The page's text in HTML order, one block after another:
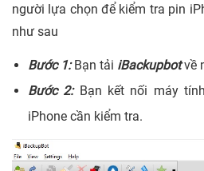
người lựa chọn để kiểm tra pin
như sau
Bước 1:Bạn tải iBackupbotvề
Bước 2: Bạn kết nối máy
iPhone cần kiểm tra.